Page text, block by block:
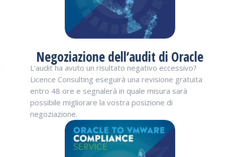
Negoziazione dell’audit di Oracle
L’audit ha avuto un risultato negativo eccessivo?
Licence Consulting eseguirà una revisione gratuita
entro 48 ore e segnalerà in quale misura sarà
possibile migliorare la vostra posizione di
negoziazione.